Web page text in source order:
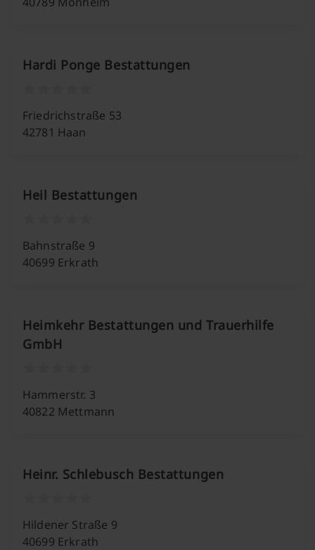
Hardi Ponge Bestattungen
Friedrichstraße 53
42781 Haan
Heil Bestattungen
Bahnstraße 9
40699 Erkrath
Heimkehr Bestattungen und Trauerhilfe
GmbH
Hammerstr. 3
40822 Mettmann
Heinr. Schlebusch Bestattungen
Hildener Straße 9
40699 Erkrath